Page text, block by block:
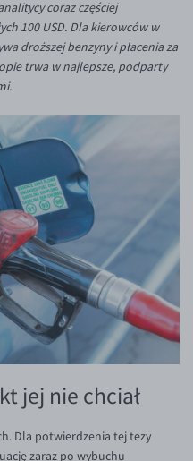
coraz częściej
100 USD. Dla kierowców w
droższej benzyny i płacenia za
trwa w najlepsze, podparty
jej nie chciał
Dla potwierdzenia tej tezy
zaraz po wybuchu